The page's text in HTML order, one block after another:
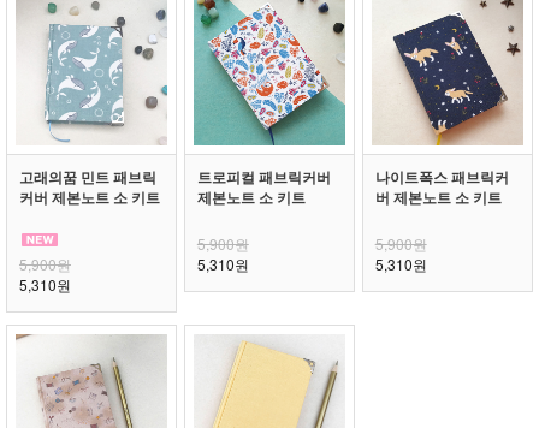
고래의꿈 민트 패브릭
커버 제본노트 소 키트
5,900원
5,310원
트로피컬 패브릭커버
제본노트 소 키트
5,900원
5,310원
나이트폭스 패브릭커
버 제본노트 소 키트
5,900원
5,310원